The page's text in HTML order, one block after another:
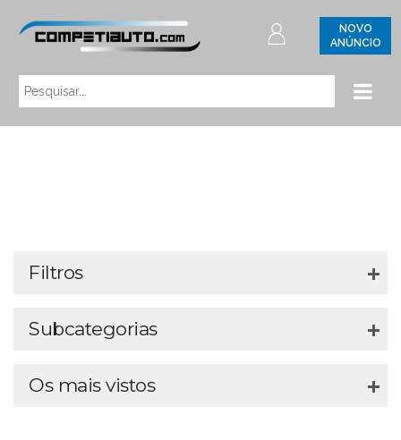
NOVO
ANÚNCIO
Filtros
Subcategorias
Os mais vistos